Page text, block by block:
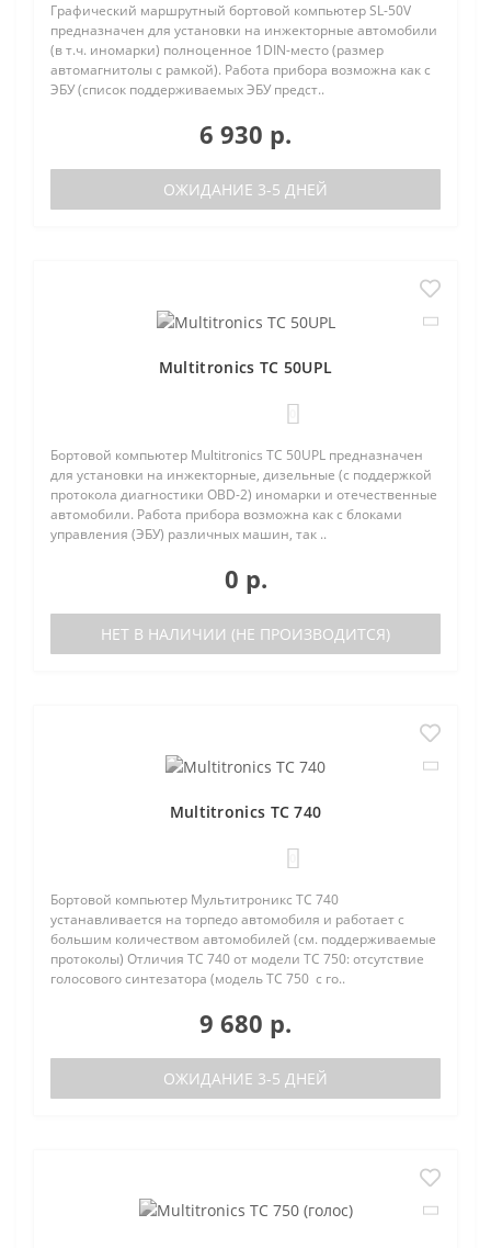
Графический маршрутный бортовой компьютер SL-50V
предназначен для установки на инжекторные автомобили
(в т.ч. иномарки) полноценное 1DIN-место (размер
автомагнитолы с рамкой). Работа прибора возможна как с
ЭБУ (список поддерживаемых ЭБУ предст..
6 930 р.
ОЖИДАНИЕ 3-5 ДНЕЙ
Multitronics TC 50UPL
Бортовой компьютер Multitronics TC 50UPL предназначен
для установки на инжекторные, дизельные (с поддержкой
протокола диагностики OBD-2) иномарки и отечественные
автомобили. Работа прибора возможна как с блоками
управления (ЭБУ) различных машин, так ..
0 р.
НЕТ В НАЛИЧИИ (НЕ ПРОИЗВОДИТСЯ)
Multitronics TC 740
Бортовой компьютер Мультитроникс TC 740
устанавливается на торпедо автомобиля и работает с
большим количеством автомобилей (см. поддерживаемые
протоколы) Отличия TC 740 от модели TC 750: отсутствие
голосового синтезатора (модель TC 750 с го..
9 680 р.
ОЖИДАНИЕ 3-5 ДНЕЙ